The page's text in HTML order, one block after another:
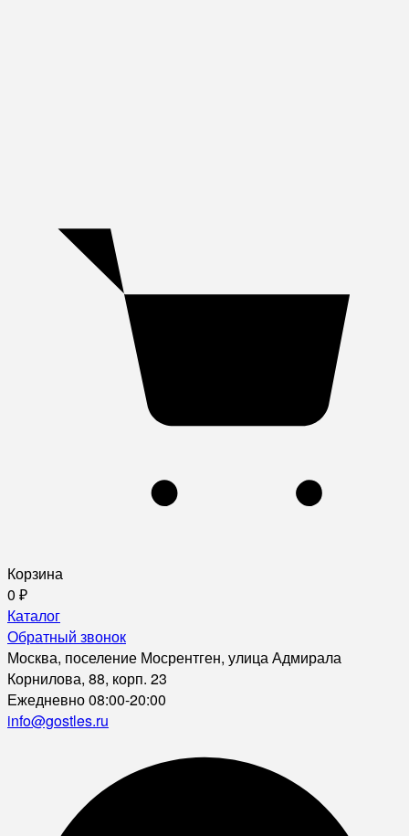
Корзина
0 ₽
Каталог
Обратный звонок
Москва, поселение Мосрентген, улица Адмирала
Корнилова, 88, корп. 23
Ежедневно 08:00-20:00
info@gostles.ru